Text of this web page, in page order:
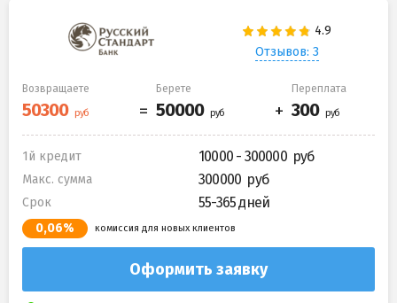
Отзывов: 3
Возвращаете Берете Переплата
1й кредит 10000 - 300000
Макс. сумма 300000
Срок 55-365 дней
0,06% комиссия для новых клиентов
Оформить заявку